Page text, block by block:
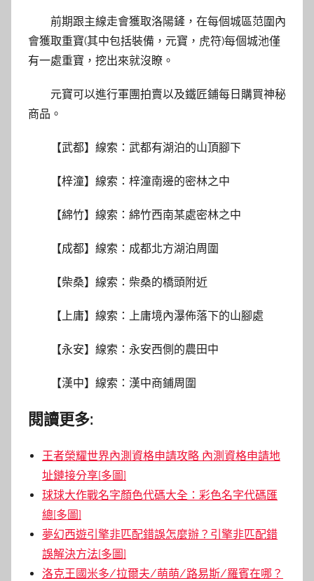
前期跟主線走會獲取洛陽鏟，在每個城區范圍內
會獲取重寶(其中包括裝備，元寶，虎符)每個城池僅
有一處重寶，挖出來就沒瞭。
元寶可以進行軍團拍賣以及鐵匠鋪每日購買神秘
商品。
【武都】線索：武都有湖泊的山頂腳下
【梓潼】線索：梓潼南邊的密林之中
【綿竹】線索：綿竹西南某處密林之中
【成都】線索：成都北方湖泊周圍
【柴桑】線索：柴桑的橋頭附近
【上庸】線索：上庸境內瀑佈落下的山腳處
【永安】線索：永安西側的農田中
【漢中】線索：漢中商鋪周圍
閱讀更多:
王者榮耀世界內測資格申請攻略 內測資格申請地
址鏈接分享[多圖]
球球大作戰名字顏色代碼大全：彩色名字代碼匯
總[多圖]
夢幻西遊引擎非匹配錯誤怎麼辦？引擎非匹配錯
誤解決方法[多圖]
洛克王國米多/拉爾夫/萌萌/路易斯/羅賓在哪？